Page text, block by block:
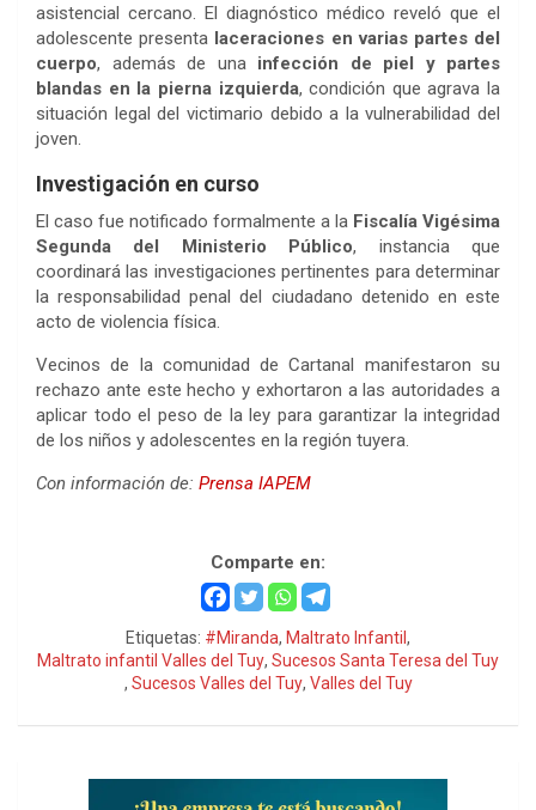
asistencial cercano. El diagnóstico médico reveló que el
adolescente presenta laceraciones en varias partes del
cuerpo, además de una infección de piel y partes
blandas en la pierna izquierda, condición que agrava la
situación legal del victimario debido a la vulnerabilidad del
joven.
Investigación en curso
El caso fue notificado formalmente a la Fiscalía Vigésima
Segunda del Ministerio Público, instancia que
coordinará las investigaciones pertinentes para determinar
la responsabilidad penal del ciudadano detenido en este
acto de violencia física.
Vecinos de la comunidad de Cartanal manifestaron su
rechazo ante este hecho y exhortaron a las autoridades a
aplicar todo el peso de la ley para garantizar la integridad
de los niños y adolescentes en la región tuyera.
Con información de: Prensa IAPEM
Comparte en:
Etiquetas: #Miranda, Maltrato Infantil ,
Maltrato infantil Valles del Tuy, Sucesos Santa Teresa del Tuy
, Sucesos Valles del Tuy, Valles del Tuy